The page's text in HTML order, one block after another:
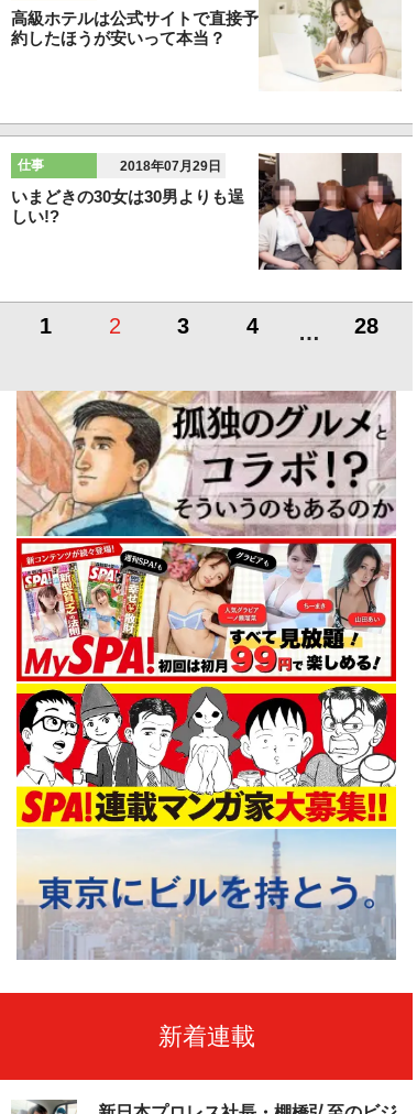
高級ホテルは公式サイトで直接予
約したほうが安いって本当？
仕事 2018年07月29日
いまどきの30女は30男よりも逞
しい!?
1 2 3 4 … 28
新着連載